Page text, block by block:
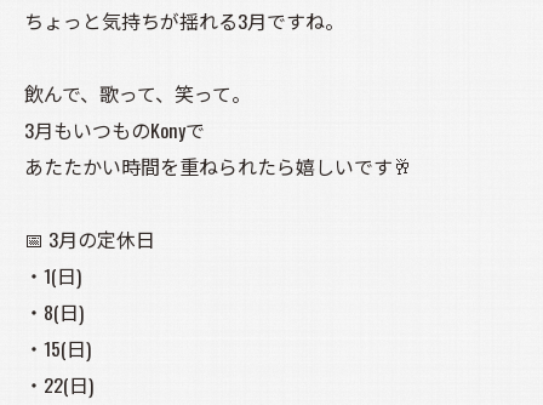
ちょっと気持ちが揺れる3月ですね。
飲んで、歌って、笑って。
3月もいつものKonyで
あたたかい時間を重ねられたら嬉しいです🥂
📅 3月の定休日
・1(日)
・8(日)
・15(日)
・22(日)